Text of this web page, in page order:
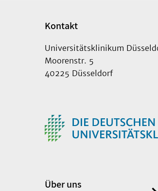
Kontakt
Universitätsklinikum
Moorenstr. 5
40225 Düsseldorf
Über uns